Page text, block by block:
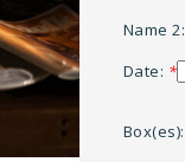
Name 2:
Date: *
Box(es):